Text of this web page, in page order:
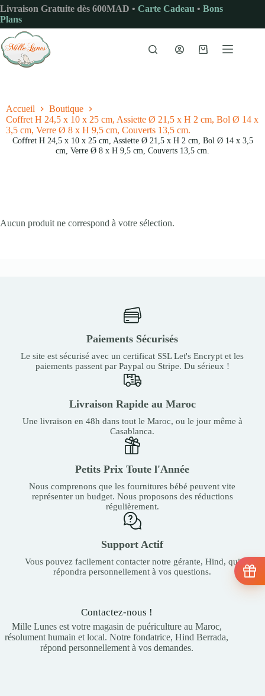
Passer
au
contenu
Livraison Gratuite dès 600MAD • Carte Cadeau • Bons
Plans
Panier
Accueil
Boutique
Coffret H 24,5 x 10 x 25 cm, Assiette Ø 21,5 x H 2 cm, Bol Ø 14 x
3,5 cm, Verre Ø 8 x H 9,5 cm, Couverts 13,5 cm.
Coffret H 24,5 x 10 x 25 cm, Assiette Ø 21,5 x H 2 cm, Bol Ø 14 x 3,5
cm, Verre Ø 8 x H 9,5 cm, Couverts 13,5 cm.
Aucun produit ne correspond à votre sélection.
Paiements Sécurisés
Le site est sécurisé avec un certificat SSL Let's Encrypt et les
paiements passent par Paypal ou Stripe. Du sérieux !
Livraison Rapide au Maroc
Une livraison en 48h dans tout le Maroc, ou le jour même à
Casablanca.
Petits Prix Toute l'Année
Nous comprenons que les fournitures bébé peuvent vite
représenter un budget. Nous proposons des réductions
régulièrement.
Support Actif
Vous pouvez facilement contacter notre gérante, Hind, qui
répondra personnellement à vos questions.
Contactez-nous !
Mille Lunes est votre magasin de puériculture au Maroc,
résolument humain et local. Notre fondatrice, Hind Berrada,
répond personnellement à vos demandes.